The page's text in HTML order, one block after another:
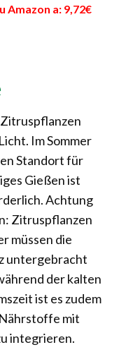
Amazon a: 9,72€
Zitruspflanzen
Im Sommer
Standort für
Gießen ist
Achtung
Zitruspflanzen
müssen die
untergebracht
der kalten
ist es zudem
mit
integrieren.